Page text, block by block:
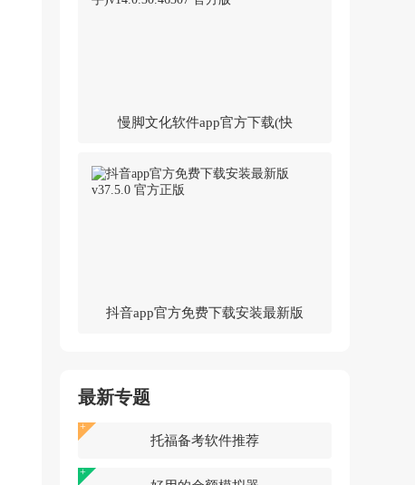
慢脚文化软件app官方下载(快
抖音app官方免费下载安装最新版
最新专题
托福备考软件推荐